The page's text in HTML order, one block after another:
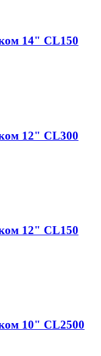
14" CL150
12" CL300
12" CL150
10" CL2500